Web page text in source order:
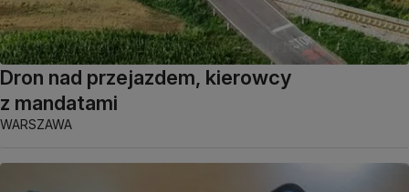
Dron nad przejazdem, kierowcy
z mandatami
WARSZAWA